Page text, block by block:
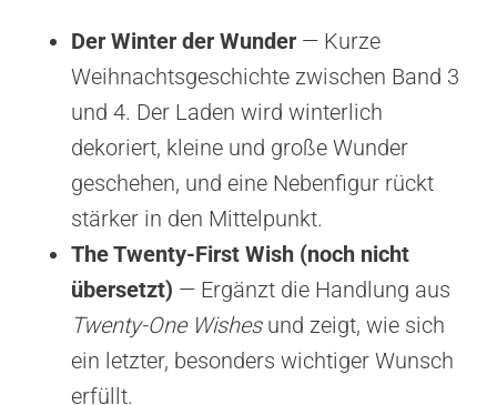
Der Winter der Wunder — Kurze
Weihnachtsgeschichte zwischen Band 3
und 4. Der Laden wird winterlich
dekoriert, kleine und große Wunder
geschehen, und eine Nebenfigur rückt
stärker in den Mittelpunkt.
The Twenty-First Wish (noch nicht
übersetzt) — Ergänzt die Handlung aus
Twenty-One Wishesund zeigt, wie sich
ein letzter, besonders wichtiger Wunsch
erfüllt.